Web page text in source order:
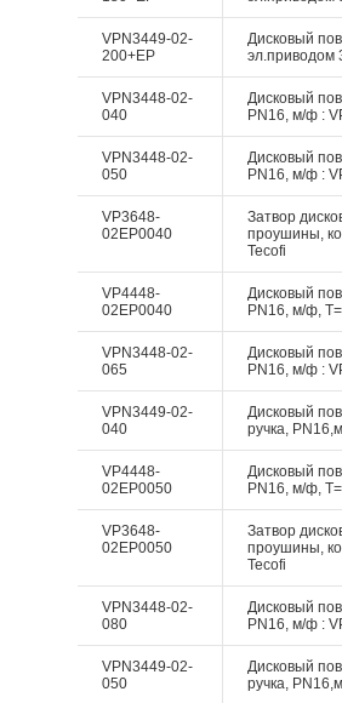
VPN3449-02-
200+EP
Дисковый
эл.приводом
VPN3448-02-
040
Дисковый
PN16, м/ф :
VPN3448-02-
050
Дисковый
PN16, м/ф :
VP3648-
02EP0040
Затвор
проушины,
Tecofi
VP4448-
02EP0040
Дисковый
PN16, м/ф,
VPN3448-02-
065
Дисковый
PN16, м/ф :
VPN3449-02-
040
Дисковый
ручка,
VP4448-
02EP0050
Дисковый
PN16, м/ф,
VP3648-
02EP0050
Затвор
проушины,
Tecofi
VPN3448-02-
080
Дисковый
PN16, м/ф :
VPN3449-02-
050
Дисковый
ручка,